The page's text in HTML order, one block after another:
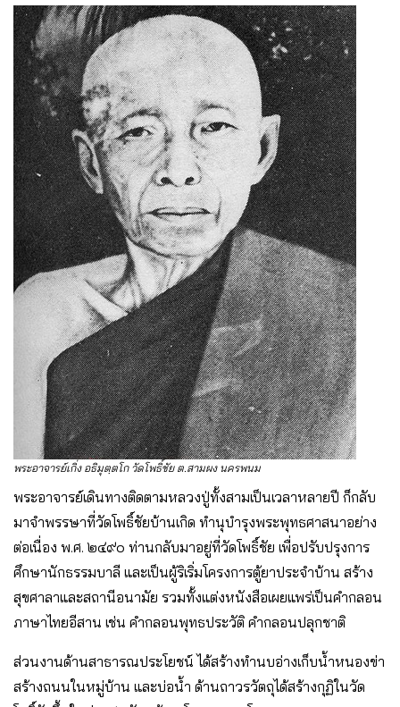
พระอาจารย์เกิ่ง อธิมุตฺตโก วัดโพธิ์ชัย ต.สามผง นครพนม
พระอาจารย์เดินทางติดตามหลวงปู่ทั้งสามเป็นเวลาหลายปี ก็กลับ
มาจําพรรษาที่วัดโพธิ์ชัยบ้านเกิด ทํานุบํารุงพระพุทธศาสนาอย่าง
ต่อเนื่อง พ.ศ. ๒๔๙๐ ท่านกลับมาอยู่ที่วัดโพธิ์ชัย เพื่อปรับปรุงการ
ศึกษานักธรรมบาลี และเป็นผู้ริเริ่มโครงการตู้ยาประจำบ้าน สร้าง
สุขศาลาและสถานีอนามัย รวมทั้งแต่งหนังสือเผยแพร่เป็นคำกลอน
ภาษาไทยอีสาน เช่น คำกลอนพุทธประวัติ คำกลอนปลุกชาติ
ส่วนงานด้านสาธารณประโยชน์ ได้สร้างทำนบอ่างเก็บน้ำหนองข่า
สร้างถนนในหมู่บ้าน และบ่อน้ำ ด้านถาวรวัตถุได้สร้างกุฏิในวัด